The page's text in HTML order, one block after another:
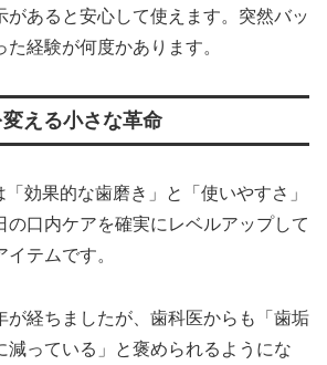
があると安心して使えます。突然バッ
経験が何度かあります。
える小さな革命
「効果的な歯磨き」と「使いやすさ」
の口内ケアを確実にレベルアップして
テムです。
が経ちましたが、歯科医からも「歯垢
減っている」と褒められるようにな